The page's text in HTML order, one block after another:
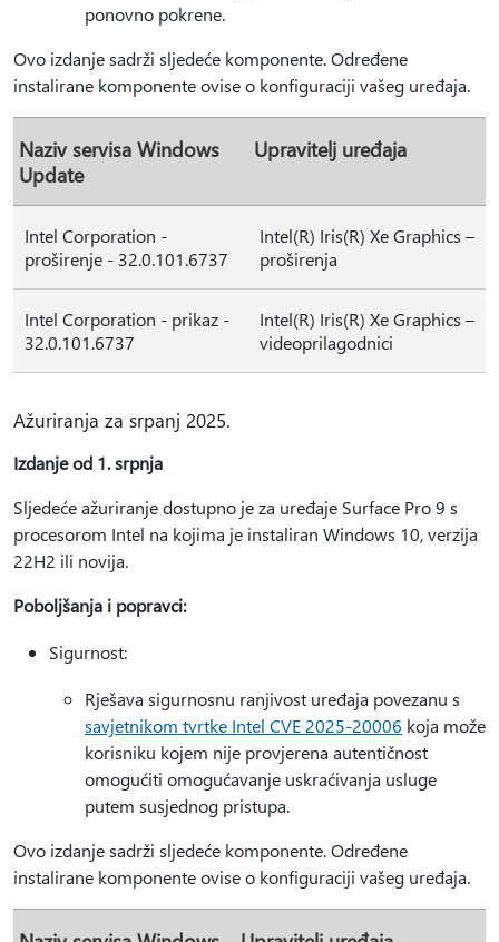
ponovno pokrene.
Ovo izdanje sadrži sljedeće komponente. Određene
instalirane komponente ovise o konfiguraciji vašeg uređaja.
Naziv servisa Windows
Update
Upravitelj uređaja
Intel Corporation -
proširenje - 32.0.101.6737
Intel(R) Iris(R) Xe Graphics –
proširenja
Intel Corporation - prikaz -
32.0.101.6737
Intel(R) Iris(R) Xe Graphics –
videoprilagodnici
Ažuriranja za srpanj 2025.
Izdanje od 1. srpnja
Sljedeće ažuriranje dostupno je za uređaje Surface Pro 9 s
procesorom Intel na kojima je instaliran Windows 10, verzija
22H2 ili novija.
Poboljšanja i popravci:
Sigurnost:
Rješava sigurnosnu ranjivost uređaja povezanu s
savjetnikom tvrtke Intel CVE 2025-20006 koja može
korisniku kojem nije provjerena autentičnost
omogućiti omogućavanje uskraćivanja usluge
putem susjednog pristupa.
Ovo izdanje sadrži sljedeće komponente. Određene
instalirane komponente ovise o konfiguraciji vašeg uređaja.